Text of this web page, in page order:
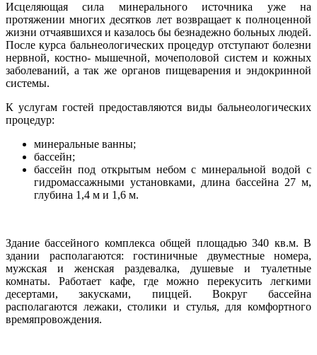
Исцеляющая сила минерального источника уже на
протяжении многих десятков лет возвращает к полноценной
жизни отчаявшихся и казалось бы безнадежно больных людей.
После курса бальнеологических процедур отступают болезни
нервной, костно- мышечной, мочеполовой систем и кожных
заболеваний, а так же органов пищеварения и эндокринной
системы.
К услугам гостей предоставляются виды бальнеологических
процедур:
минеральные ванны;
бассейн;
бассейн под открытым небом с минеральной водой с
гидромассажными установками, длина бассейна 27 м,
глубина 1,4 м и 1,6 м.
Здание бассейного комплекса общей площадью 340 кв.м. В
здании располагаются: гостиничные двуместные номера,
мужская и женская раздевалка, душевые и туалетные
комнаты. Работает кафе, где можно перекусить легкими
десертами, закусками, пиццей. Вокруг бассейна
располагаются лежаки, столики и стулья, для комфортного
времяпровождения.